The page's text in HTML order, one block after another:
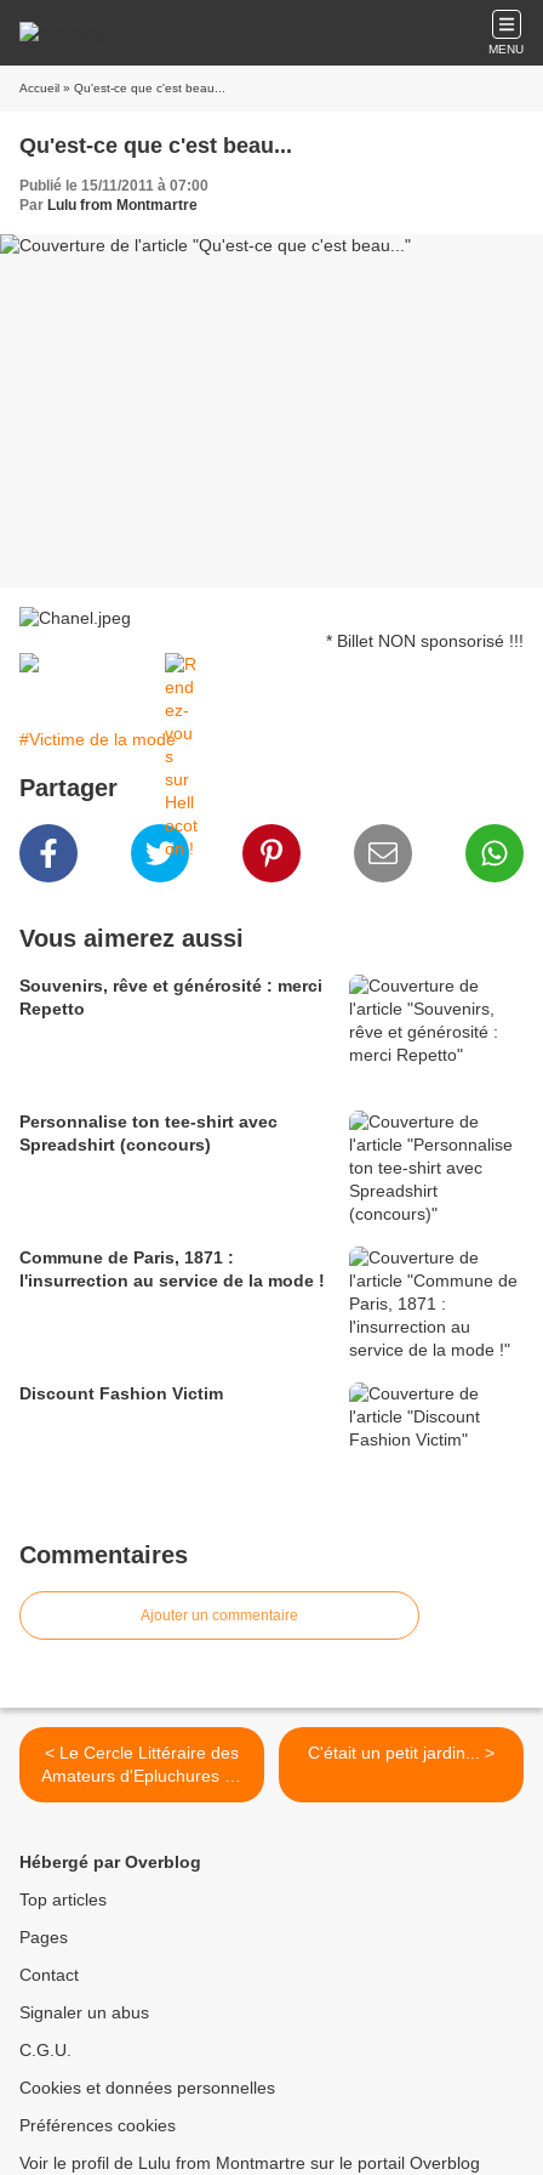
MENU
Accueil » Qu'est-ce que c'est beau...
Qu'est-ce que c'est beau...
Publié le 15/11/2011 à 07:00
Par Lulu from Montmartre
* Billet NON sponsorisé !!!
#Victime de la mode
Partager
Vous aimerez aussi
Souvenirs, rêve et générosité : merci
Repetto
Personnalise ton tee-shirt avec
Spreadshirt (concours)
Commune de Paris, 1871 :
l'insurrection au service de la mode !
Discount Fashion Victim
Commentaires
Ajouter un commentaire
< Le Cercle Littéraire des
Amateurs d'Epluchures de
Patates, enfin !
C'était un petit jardin... >
Hébergé par Overblog
Top articles
Pages
Contact
Signaler un abus
C.G.U.
Cookies et données personnelles
Préférences cookies
Voir le profil de Lulu from Montmartre sur le portail Overblog